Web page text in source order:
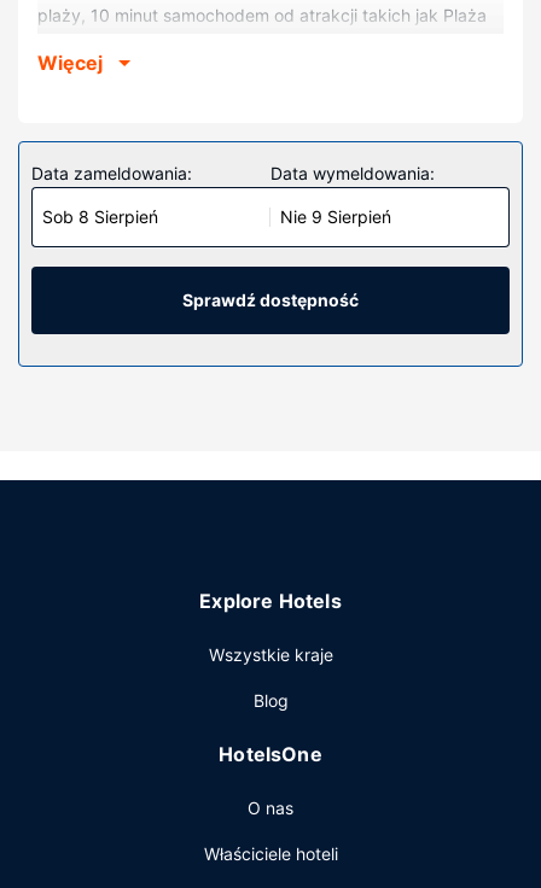
plaży, 10 minut samochodem od atrakcji takich jak Plaża
znajduje się 8,4 km od atrakcji takiej jak Budynek hotelu
Poczuj się jak w domu w 213 oryginalnie udekorowane
pokojach, których wyposażenie to stacja dokująca do
iPoda i telewizor LCD. Wyposażenie łóżek to kołdry
puchowe i pościel z egipskiej bawełny. Do pokoju przylega
umeblowany balkon. Bezpłatny bezprzewodowy dostęp
Zrelaksuj się w spa, które oferuje masaż, zabiegi na ciało i
pamiątkami i czasopismami.
Atlantikós jednej z 4 restauracji w obiekcie takim jak hotel.
pokojowej w określonych godzinach. Ożywcze napoje
przy basenie. Śniadanie w formie bufetu jest podawane
codziennie od 6:30 do 11 za opłatą.
Więcej
Data zameldowania:
Sob 8 Sierpień
Data wymeldowania:
Nie 9 Sierpień
Sprawdź dostępność
Explore Hotels
Wszystkie kraje
Blog
HotelsOne
O nas
Właściciele hoteli